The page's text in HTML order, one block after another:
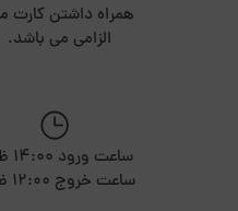
همراه داشتن کارت
الزامی می باشد.
ساعت خروج 12:00 ظهر